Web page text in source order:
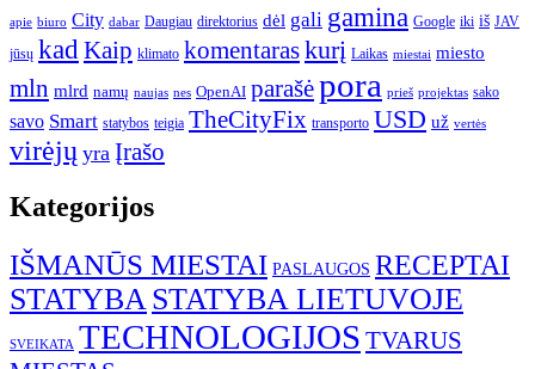
apie biuro City dabar Daugiau direktorius dėl gali gamina Google iki iš JAV
jūsų kadKaip klimato komentaraskurį Laikas miestai miesto
mln mlrd namų naujas nes OpenAI parašėpora prieš projektas sako
savo Smart statybos teigia TheCityFix transporto USD už vertės
virėjų yra Įrašo
Kategorijos
IŠMANŪS MIESTAI PASLAUGOS RECEPTAI
STATYBASTATYBA LIETUVOJE
SVEIKATA TECHNOLOGIJOS TVARUS